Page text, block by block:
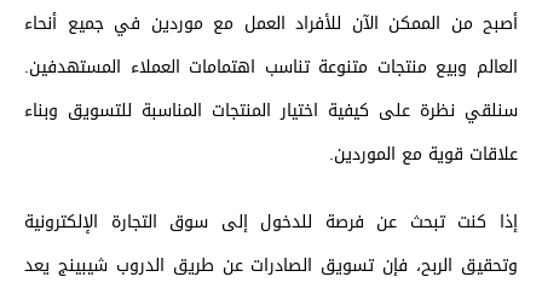
أصبح من الممكن الآن للأفراد العمل مع موردين في جميع أنحاء
العالم وبيع منتجات متنوعة تناسب اهتمامات العملاء المستهدفين.
سنلقي نظرة على كيفية اختيار المنتجات المناسبة للتسويق وبناء
علاقات قوية مع الموردين.
إذا كنت تبحث عن فرصة للدخول إلى سوق التجارة الإلكترونية
وتحقيق الربح، فإن تسويق الصادرات عن طريق الدروب شيبينج يعد